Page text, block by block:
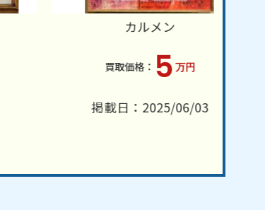
カルメン
5万円
掲載日：2025/06/03